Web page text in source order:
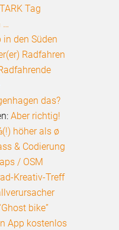
Tag
…
in den Süden
Radfahren
das?
Aber richtig!
höher als ø
& Codierung
/ OSM
Kreativ-Treff
bike”
App kostenlos